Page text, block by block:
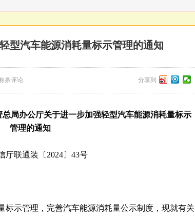
型汽车能源消耗量标示管理的通知
条评论 分享到
局办公厅关于进一步加强轻型汽车能源消耗量标示
管理的通知
厅联通装〔2024〕43号
标示管理，完善汽车能源消耗量公示制度，现就有关